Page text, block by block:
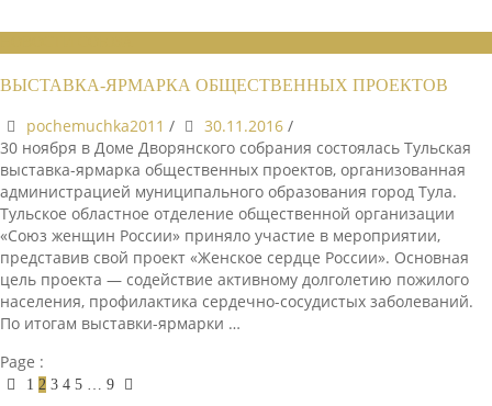
ВЫСТАВКА-ЯРМАРКА ОБЩЕСТВЕННЫХ ПРОЕКТОВ
pochemuchka2011 / 30.11.2016 /
30 ноября в Доме Дворянского собрания состоялась Тульская
выставка-ярмарка общественных проектов, организованная
администрацией муниципального образования город Тула.
Тульское областное отделение общественной организации
«Союз женщин России» приняло участие в мероприятии,
представив свой проект «Женское сердце России». Основная
цель проекта — содействие активному долголетию пожилого
населения, профилактика сердечно-сосудистых заболеваний.
По итогам выставки-ярмарки …
Page :
1 2 3 4 5 9